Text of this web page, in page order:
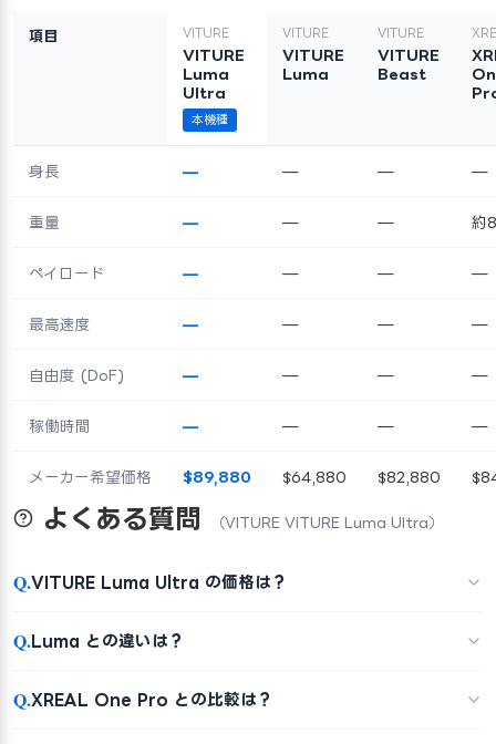
項目 VITURE
VITURE
Luma
Ultra
本機種
VITURE
VITURE
Luma
VITURE
VITURE
Beast
身長 — — — —
重量 — — — 約
ペイロード — — — —
最高速度 — — — —
自由度 (DoF) — — — —
稼働時間 — — — —
メーカー希望価格 $89,880 $64,880 $82,880
よくある質問 （VITURE VITURE Luma Ultra）
Q.VITURE Luma Ultra の価格は？
Q.Luma との違いは？
Q.XREAL One Pro との比較は？